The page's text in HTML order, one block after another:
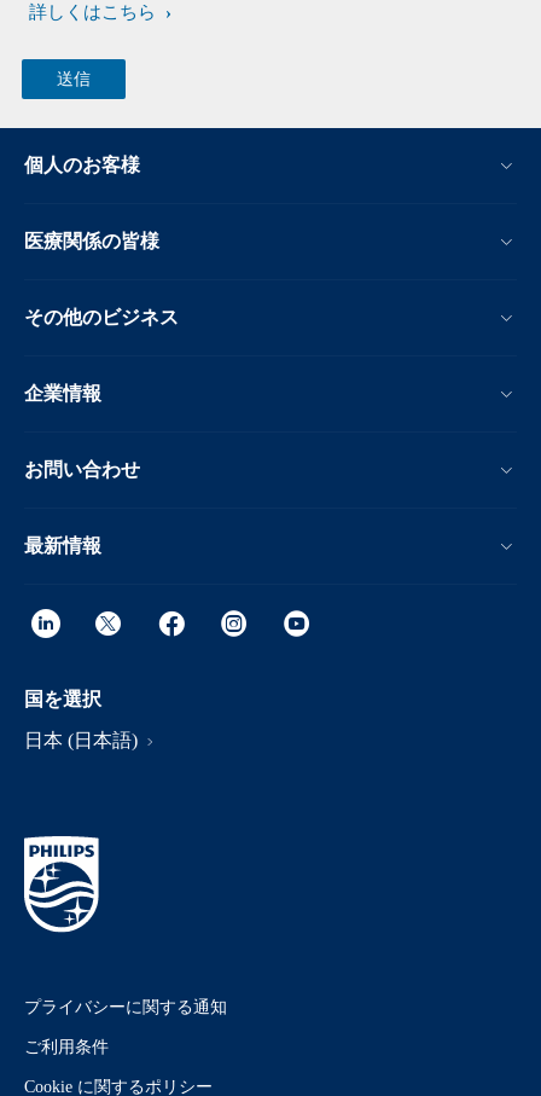
詳しくはこちら
個人のお客様
医療関係の皆様
その他のビジネス
企業情報
お問い合わせ
最新情報
国を選択
日本 (日本語)
プライバシーに関する通知
ご利用条件
Cookie に関するポリシー